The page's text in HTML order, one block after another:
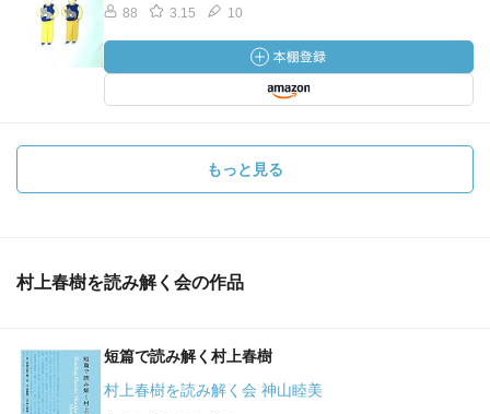
88 3.15 10
もっと見る
村上春樹を読み解く会の作品
短篇で読み解く村上春樹
村上春樹を読み解く会 神山睦美